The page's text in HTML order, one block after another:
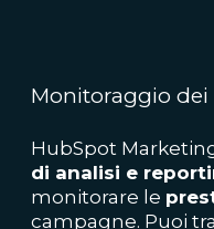
Monitoraggio dei
HubSpot
di analisi e
monitorare le
campagne. Puoi